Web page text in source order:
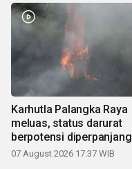
Karhutla Palangka Raya
meluas, status darurat
berpotensi diperpanjang
07 August 2026 17:37 WIB